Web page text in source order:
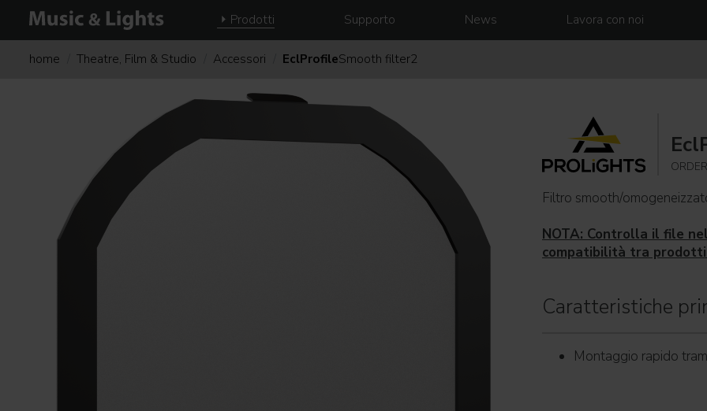
Prodotti Supporto News Lavora con noi
home Theatre, Film & Studio Accessori EclProfileSmooth filter2
Filtro smooth/
NOTA: Controlla il file
compatibilità tra
Caratteristiche
Montaggio rapido